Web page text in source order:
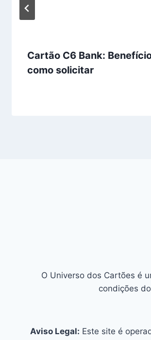
Cartão C6 Bank:
como solicitar
O Universo dos Cartões é
condições
Aviso Legal: Este site é